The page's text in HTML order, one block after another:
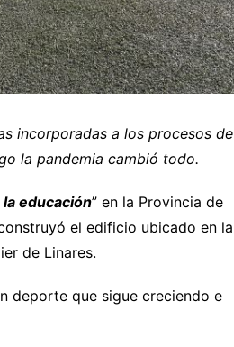
incorporadas a los procesos de
la pandemia cambió todo.
educación” en la Provincia de
el edificio ubicado en la
de Linares.
deporte que sigue creciendo e